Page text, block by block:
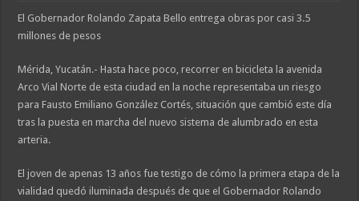
El Gobernador Rolando Zapata Bello entrega obras por casi 3.5
millones de pesos
Mérida, Yucatán.- Hasta hace poco, recorrer en bicicleta la avenida
Arco Vial Norte de esta ciudad en la noche representaba un riesgo
para Fausto Emiliano González Cortés, situación que cambió este día
tras la puesta en marcha del nuevo sistema de alumbrado en esta
arteria.
El joven de apenas 13 años fue testigo de cómo la primera etapa de la
vialidad quedó iluminada después de que el Gobernador Rolando